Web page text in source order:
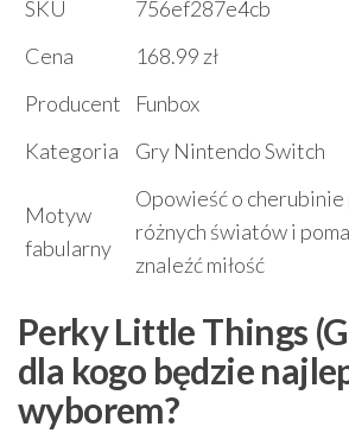
SKU
756ef287e4cb
Cena
168.99 zł
Producent
Funbox
Kategoria
Gry Nintendo Switch
Motyw
fabularny
Opowieść o
różnych światów i
znaleźć miłość
Perky Little Things
dla kogo będzie
wyborem?